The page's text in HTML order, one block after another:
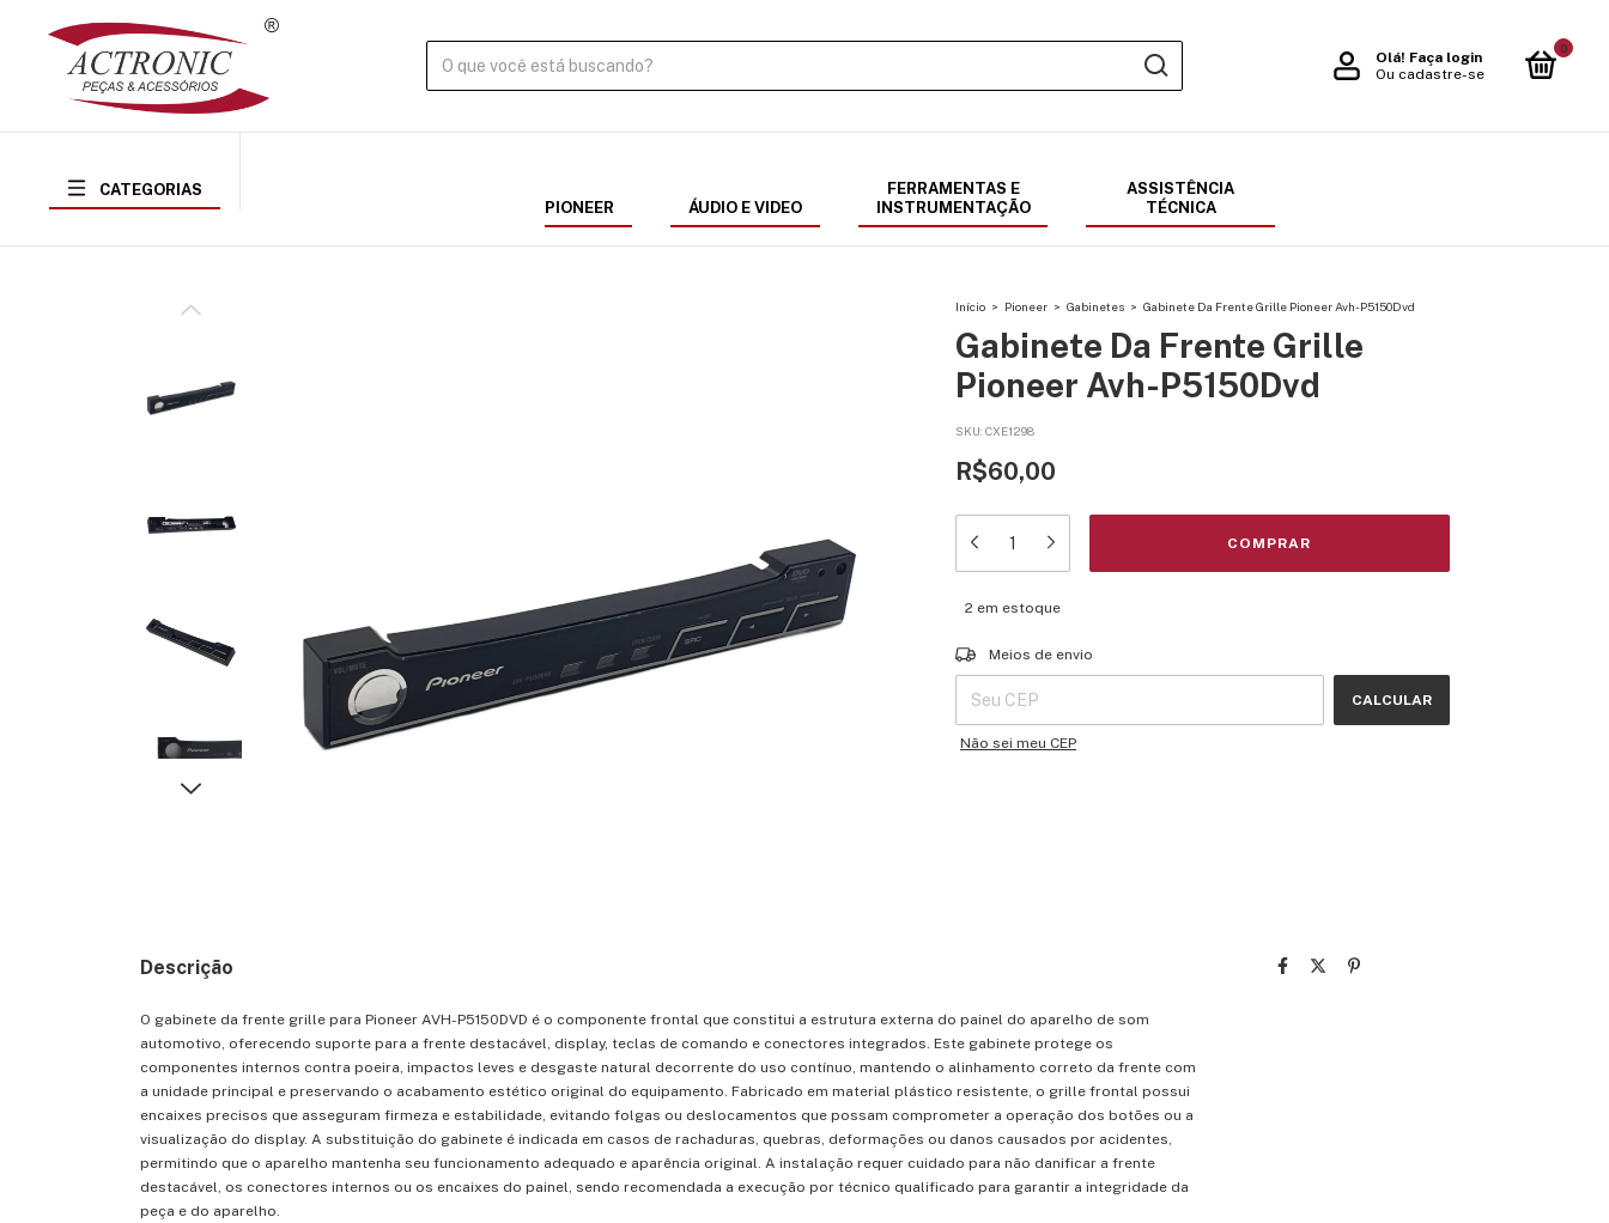
Olá! Faça login
Ou cadastre-se
0
CATEGORIAS
PIONEER
ÁUDIO E VIDEO
FERRAMENTAS E
INSTRUMENTAÇÃO
ASSISTÊNCIA
TÉCNICA
Início > Pioneer > Gabinetes > Gabinete Da Frente Grille Pioneer Avh-P5150Dvd
Gabinete Da Frente Grille
Pioneer Avh-P5150Dvd
SKU: CXE1298
R$60,00
2 em estoque
Entregas para o CEP:
Meios de envio
CALCULAR
Não sei meu CEP
Descrição
O gabinete da frente grille para Pioneer AVH-P5150DVD é o componente frontal que constitui a estrutura externa do painel do aparelho de som
automotivo, oferecendo suporte para a frente destacável, display, teclas de comando e conectores integrados. Este gabinete protege os
componentes internos contra poeira, impactos leves e desgaste natural decorrente do uso contínuo, mantendo o alinhamento correto da frente com
a unidade principal e preservando o acabamento estético original do equipamento. Fabricado em material plástico resistente, o grille frontal possui
encaixes precisos que asseguram firmeza e estabilidade, evitando folgas ou deslocamentos que possam comprometer a operação dos botões ou a
visualização do display. A substituição do gabinete é indicada em casos de rachaduras, quebras, deformações ou danos causados por acidentes,
permitindo que o aparelho mantenha seu funcionamento adequado e aparência original. A instalação requer cuidado para não danificar a frente
destacável, os conectores internos ou os encaixes do painel, sendo recomendada a execução por técnico qualificado para garantir a integridade da
peça e do aparelho.